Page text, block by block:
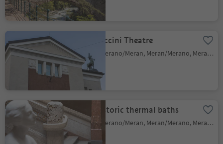
Puccini Theatre
Merano/Meran, Meran/Merano, Meran/Merano and environs
Historic thermal baths
Merano/Meran, Meran/Merano, Meran/Merano and environs